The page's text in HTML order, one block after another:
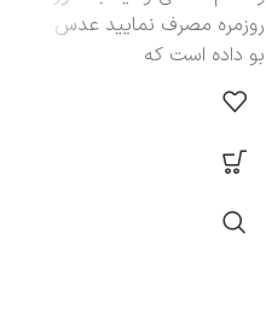
روزمره مصرف نمایید عدس
بو داده است که